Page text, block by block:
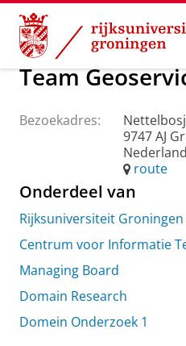
Skip
Content
Skip
Navigation
Over ons Praktische zaken
Team
Bezoekadres:
9747 AJ
Nederland
route
Onderdeel van
Rijksuniversiteit Groningen
Centrum voor Informatie
Managing Board
Domain Research
Domein Onderzoek 1